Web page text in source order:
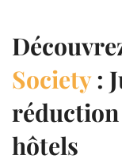
Society:
réduction
hôtels